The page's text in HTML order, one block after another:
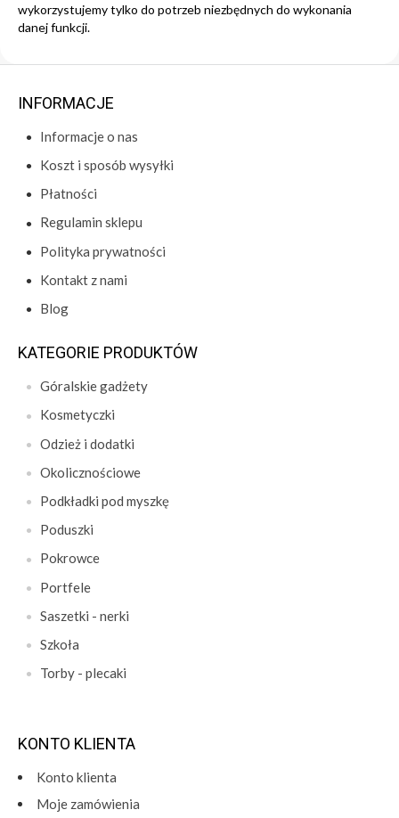
wykorzystujemy tylko do potrzeb niezbędnych do wykonania
danej funkcji.
INFORMACJE
Informacje o nas
Koszt i sposób wysyłki
Płatności
Regulamin sklepu
Polityka prywatności
Kontakt z nami
Blog
KATEGORIE PRODUKTÓW
Góralskie gadżety
Kosmetyczki
Odzież i dodatki
Okolicznościowe
Podkładki pod myszkę
Poduszki
Pokrowce
Portfele
Saszetki - nerki
Szkoła
Torby - plecaki
KONTO KLIENTA
Konto klienta
Moje zamówienia